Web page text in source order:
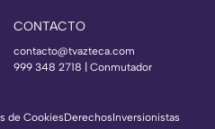
CONTACTO
contacto@tvazteca.com
999 348 2718 | Conmutador
de CookiesDerechosInversionistas